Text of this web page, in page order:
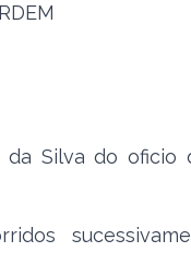
da Silva do